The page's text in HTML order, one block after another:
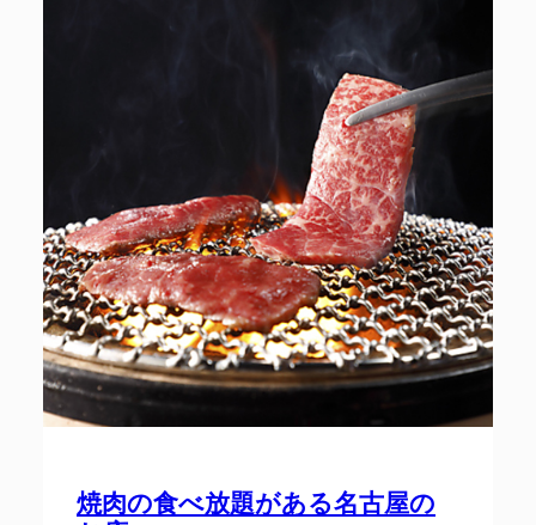
焼肉の食べ放題がある名古屋の